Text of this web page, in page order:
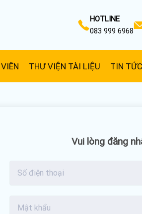
HOTLINE
083 999 6968
THƯ VIỆN TÀI LIỆU TIN TỨC
Vui lòng đăng